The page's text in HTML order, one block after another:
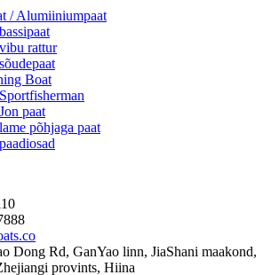
/ Alumiiniumpaat
rattur
Boat
paat
põhjaga paat
Dong Rd, GanYao linn, JiaShani maakond,
provints, Hiina